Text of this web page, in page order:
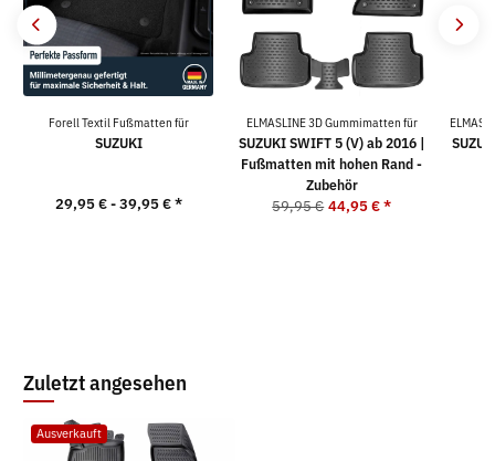
Forell Textil Fußmatten für
SUZUKI
29,95 € -39,95 €*
ELMASLINE 3D Gummimatten für
SUZUKI SWIFT 5 (V) ab 2016 |
Fußmatten mit hohen Rand -
Zubehör
59,95 € 44,95 €*
Zuletzt angesehen
Ausverkauft